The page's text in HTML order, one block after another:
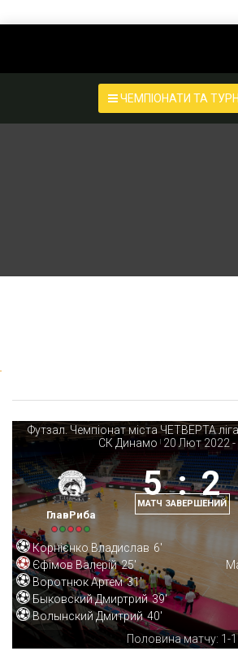
ЧЕМПІОНАТИ ТА
Футзал. Чемпіонат міста ЧЕТВЕРТА
СК Динамо | 20 Лют 2022 -
ГлавРиба
5 : 2
МАТЧ ЗАВЕРШЕНИЙ
Корнієнко Владислав 6'
Єфімов Валерій 25'
Воротнюк Артем 31'
Быковский Дмиртрий 39'
Волынский Дмитрий 40'
Половина матчу: 1-1